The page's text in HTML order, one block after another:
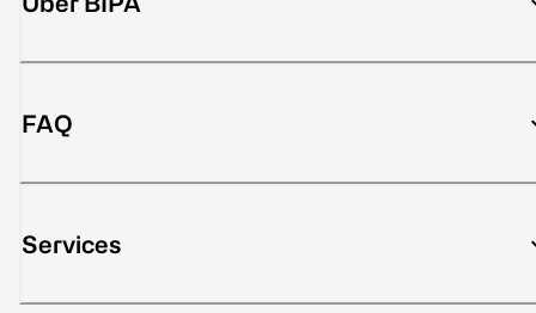
FAQ
Services